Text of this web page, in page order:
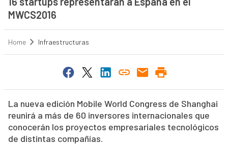
MWCS2016
Home Infraestructuras
La nueva edición Mobile World Congress de Shanghai
reunirá a más de 60 inversores internacionales que
conocerán los proyectos empresariales tecnológicos
de distintas compañías.